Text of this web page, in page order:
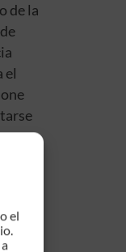
el
de la
el